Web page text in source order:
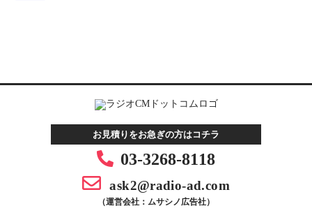
お見積りをお急ぎの方はコチラ
03-3268-8118
ask2@radio-ad.com
（運営会社：ムサシノ広告社）